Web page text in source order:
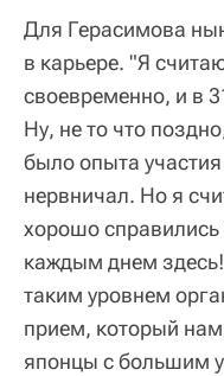
Для Герасимова
в карьере. "Я
своевременно, и в
Ну, не то что
было опыта
нервничал. Но я
хорошо
каждым днем
таким уровнем
прием, который
японцы с большим